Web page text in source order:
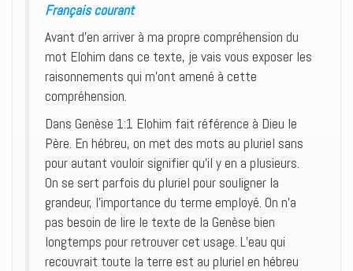
Français courant
Avant d’en arriver à ma propre compréhension du
mot Elohim dans ce texte, je vais vous exposer les
raisonnements qui m’ont amené à cette
compréhension.
Dans Genèse 1:1 Elohim fait référence à Dieu le
Père. En hébreu, on met des mots au pluriel sans
pour autant vouloir signifier qu’il y en a plusieurs.
On se sert parfois du pluriel pour souligner la
grandeur, l’importance du terme employé. On n’a
pas besoin de lire le texte de la Genèse bien
longtemps pour retrouver cet usage. L’eau qui
recouvrait toute la terre est au pluriel en hébreu